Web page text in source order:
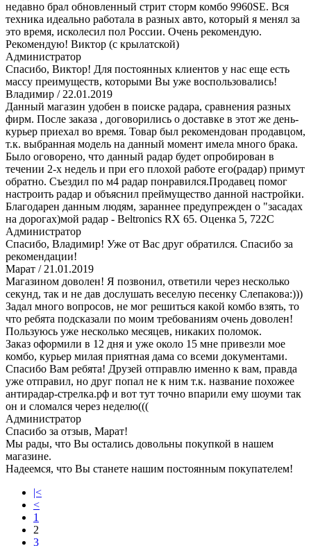
недавно брал обновленный стрит сторм комбо 9960SE. Вся
техника идеально работала в разных авто, который я менял за
это время, исколесил пол России. Очень рекомендую.
Рекомендую! Виктор (с крылатской)
Администратор
Спасибо, Виктор! Для постоянных клиентов у нас еще есть
массу преимуществ, которыми Вы уже воспользовались!
Владимир / 22.01.2019
Данный магазин удобен в поиске радара, сравнения разных
фирм. После заказа , договорились о доставке в этот же день-
курьер приехал во время. Товар был рекомендован продавцом,
т.к. выбранная модель на данный момент имела много брака.
Было оговорено, что данный радар будет опробирован в
течении 2-х недель и при его плохой работе его(радар) примут
обратно. Съездил по м4 радар понравился.Продавец помог
настроить радар и объяснил преймущество данной настройки.
Благодарен данным людям, зараннее предупрежден о "засадах
на дорогах)мой радар - Beltronics RX 65. Оценка 5, 722C
Администратор
Спасибо, Владимир! Уже от Вас друг обратился. Спасибо за
рекомендации!
Марат / 21.01.2019
Магазином доволен! Я позвонил, ответили через несколько
секунд, так и не дав дослушать веселую песенку Слепакова:)))
Задал много вопросов, не мог решиться какой комбо взять, то
что ребята подсказали по моим требованиям очень доволен!
Пользуюсь уже несколько месяцев, никаких поломок.
Заказ оформили в 12 дня и уже около 15 мне привезли мое
комбо, курьер милая приятная дама со всеми документами.
Спасибо Вам ребята! Друзей отправлю именно к вам, правда
уже отправил, но друг попал не к ним т.к. название похожее
антирадар-стрелка.рф и вот тут точно впарили ему шоуми так
он и сломался через неделю(((
Администратор
Спасибо за отзыв, Марат!
Мы рады, что Вы остались довольны покупкой в нашем
магазине.
Надеемся, что Вы станете нашим постоянным покупателем!
|<
<
1
2
3